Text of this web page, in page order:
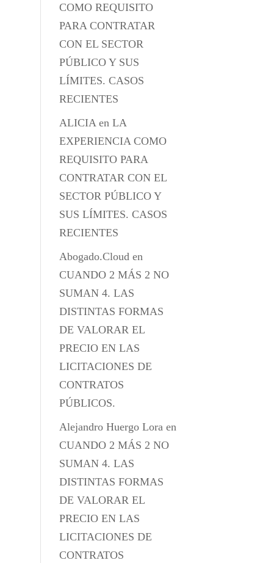
COMO REQUISITO
PARA CONTRATAR
CON EL SECTOR
PÚBLICO Y SUS
LÍMITES. CASOS
RECIENTES
ALICIAenLA
EXPERIENCIA COMO
REQUISITO PARA
CONTRATAR CON EL
SECTOR PÚBLICO Y
SUS LÍMITES. CASOS
RECIENTES
Abogado.Cloud en
CUANDO 2 MÁS 2 NO
SUMAN 4. LAS
DISTINTAS FORMAS
DE VALORAR EL
PRECIO EN LAS
LICITACIONES DE
CONTRATOS
PÚBLICOS.
Alejandro Huergo Lora en
CUANDO 2 MÁS 2 NO
SUMAN 4. LAS
DISTINTAS FORMAS
DE VALORAR EL
PRECIO EN LAS
LICITACIONES DE
CONTRATOS